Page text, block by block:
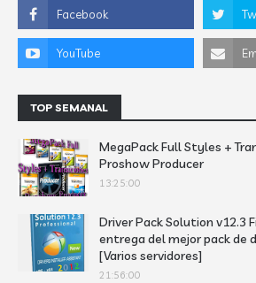
TOP SEMANAL
MegaPack Full Styles +
Proshow Producer
13:25:00
Driver Pack Solution v12.3
entrega del mejor pack de
[Varios servidores]
21:56:00